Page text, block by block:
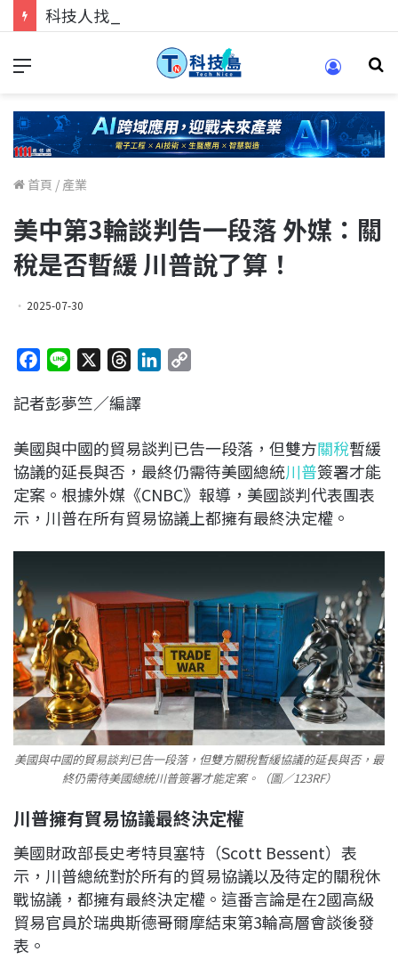
科技人找工作，就到TECH+ 科技專區!
首頁 / 產業
美中第3輪談判告一段落 外媒：關
稅是否暫緩 川普說了算！
2025-07-30
c
b
o
o
k
n
r
a
d
s
e
d
I
n
L
i
k
記者彭夢竺／編譯
美國與中國的貿易談判已告一段落，但雙方關稅暫緩
協議的延長與否，最終仍需待美國總統川普簽署才能
定案。根據外媒《CNBC》報導，美國談判代表團表
示，川普在所有貿易協議上都擁有最終決定權。
美國與中國的貿易談判已告一段落，但雙方關稅暫緩協議的延長與否，最
終仍需待美國總統川普簽署才能定案。（圖／123RF）
川普擁有貿易協議最終決定權
美國財政部長史考特貝塞特（Scott Bessent）表
示，川普總統對於所有的貿易協議以及待定的關稅休
戰協議，都擁有最終決定權。這番言論是在2國高級
貿易官員於瑞典斯德哥爾摩結束第3輪高層會談後發
表。